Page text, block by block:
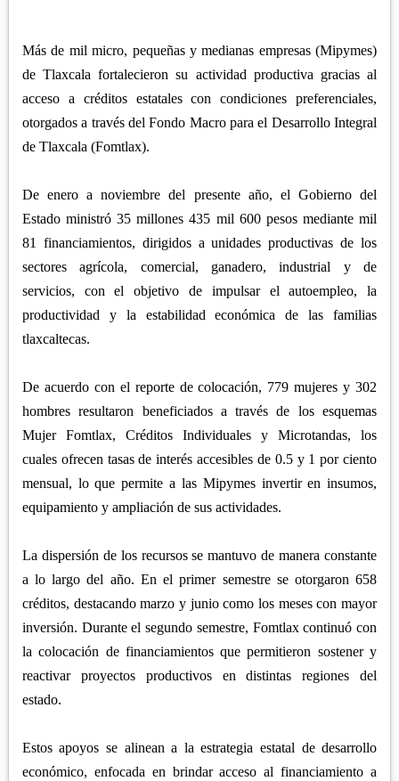
XALOZTOC
PANOTLA
SAN PABLO DEL MONTE
REGIÓN PONIENTE
CALPULALPAN
NANACAMILPA
Más de mil micro, pequeñas y medianas empresas (Mipymes)
de Tlaxcala fortalecieron su actividad productiva gracias al
acceso a créditos estatales con condiciones preferenciales,
otorgados a través del Fondo Macro para el Desarrollo Integral
de Tlaxcala (Fomtlax).
De enero a noviembre del presente año, el Gobierno del
Estado ministró 35 millones 435 mil 600 pesos mediante mil
81 financiamientos, dirigidos a unidades productivas de los
sectores agrícola, comercial, ganadero, industrial y de
servicios, con el objetivo de impulsar el autoempleo, la
productividad y la estabilidad económica de las familias
tlaxcaltecas.
De acuerdo con el reporte de colocación, 779 mujeres y 302
hombres resultaron beneficiados a través de los esquemas
Mujer Fomtlax, Créditos Individuales y Microtandas, los
cuales ofrecen tasas de interés accesibles de 0.5 y 1 por ciento
mensual, lo que permite a las Mipymes invertir en insumos,
equipamiento y ampliación de sus actividades.
La dispersión de los recursos se mantuvo de manera constante
a lo largo del año. En el primer semestre se otorgaron 658
créditos, destacando marzo y junio como los meses con mayor
inversión. Durante el segundo semestre, Fomtlax continuó con
la colocación de financiamientos que permitieron sostener y
reactivar proyectos productivos en distintas regiones del
estado.
Estos apoyos se alinean a la estrategia estatal de desarrollo
económico, enfocada en brindar acceso al financiamiento a